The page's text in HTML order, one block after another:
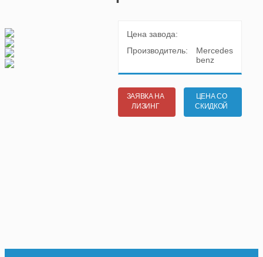
Цена завода:
Производитель:
Mercedes
benz
ЗАЯВКА НА
ЛИЗИНГ
ЦЕНА СО
СКИДКОЙ